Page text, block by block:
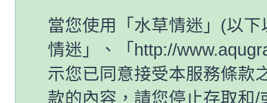
當您使用「水草情迷」(以
情迷」、「http://
示您已同意接受本服務條款
款的內容，請您停止存取和